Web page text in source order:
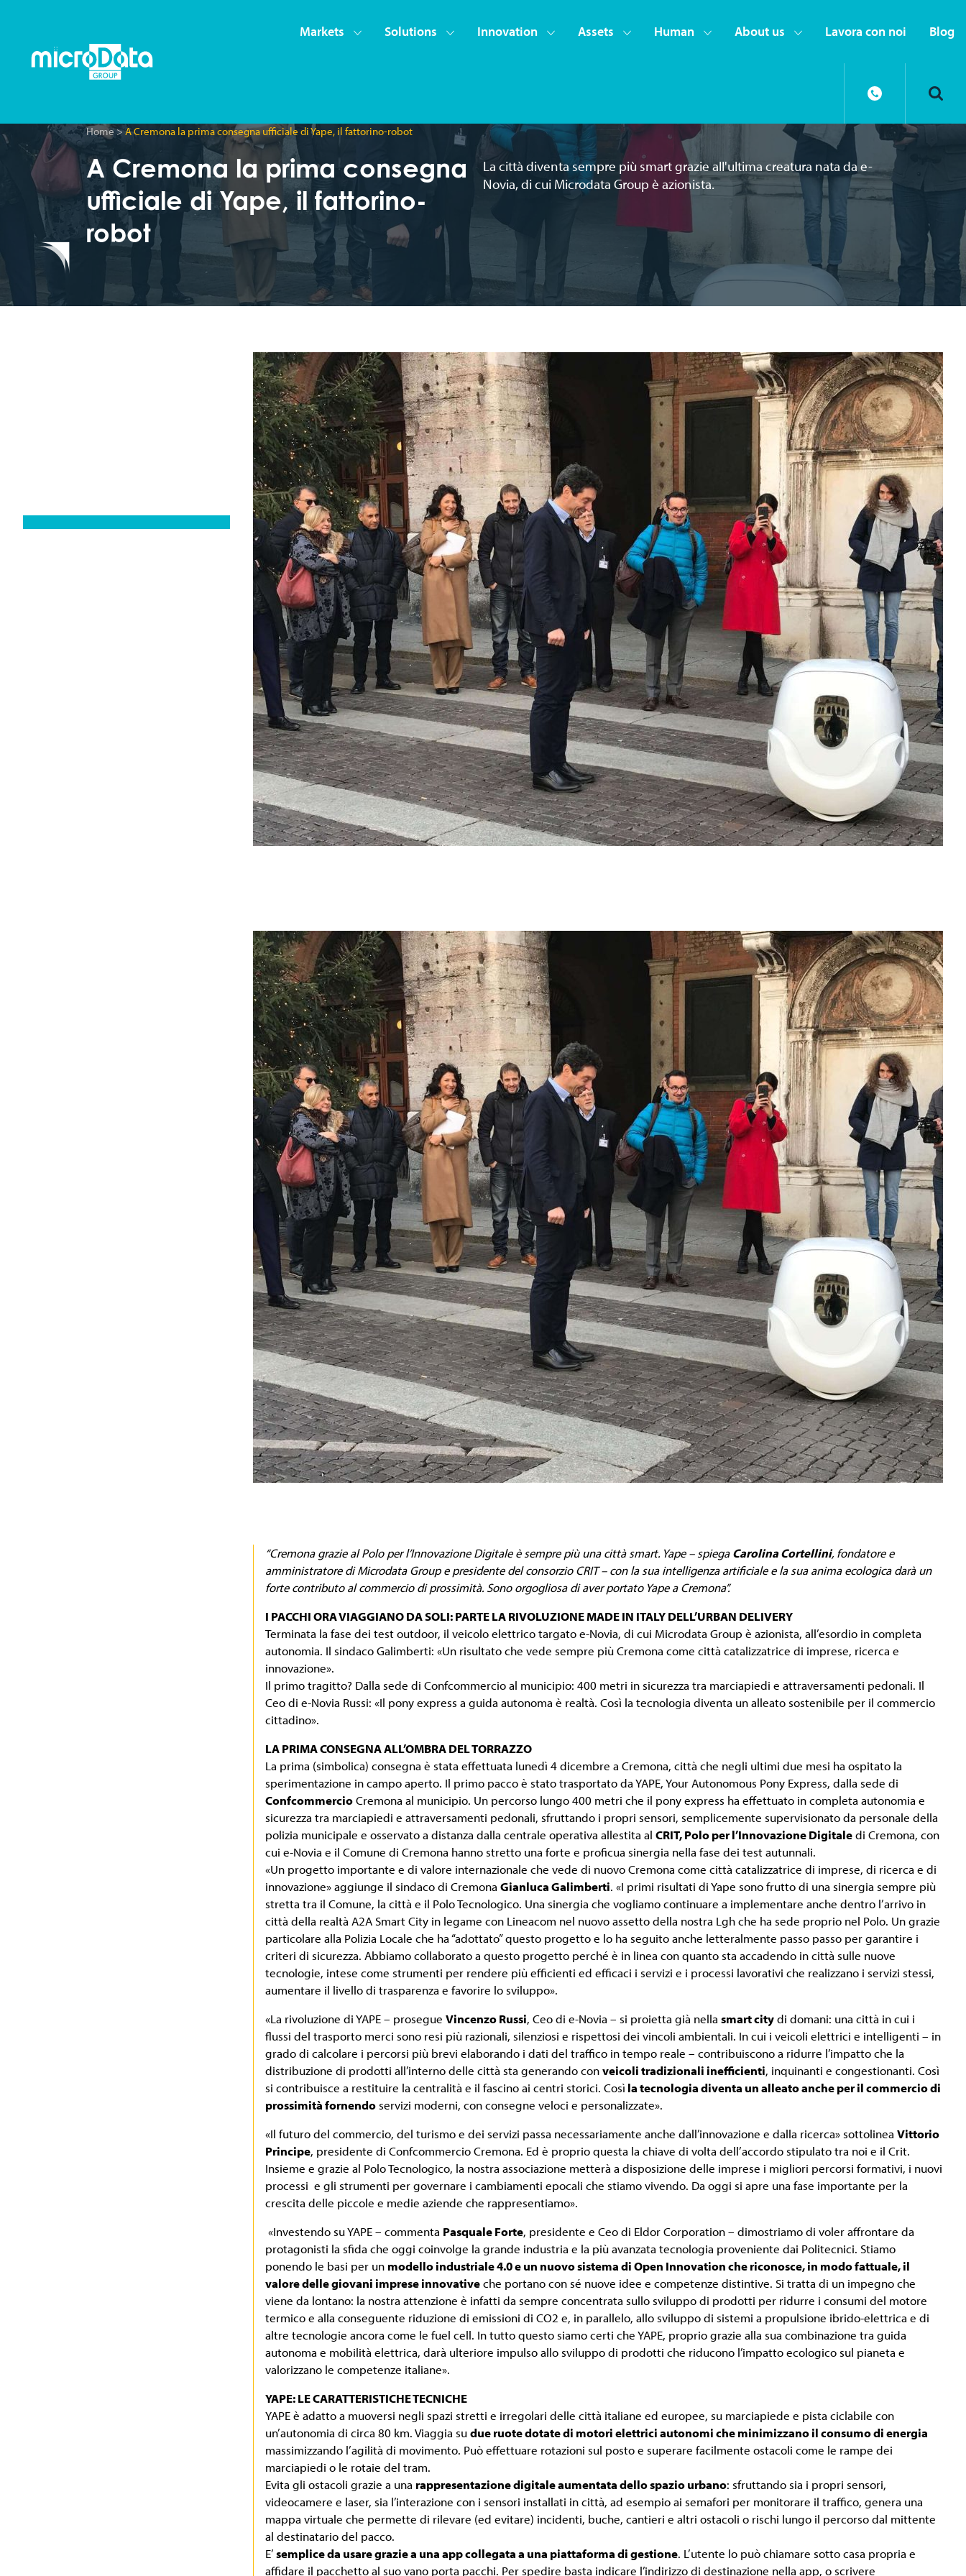
Markets Solutions Innovation Assets Human About us Lavora con noi Blog
Home>A Cremona la prima consegna ufficiale di Yape, il fattorino-robot
A Cremona la prima consegna
ufficiale di Yape, il fattorino-
robot
La città diventa sempre più smart grazie all'ultima creatura nata da e-
Novia, di cui Microdata Group è azionista.
“Cremona grazie al Polo per l’Innovazione Digitale è sempre più una città smart. Yape – spiegaCarolina Cortellini, fondatore e
amministratore di Microdata Group e presidente del consorzio CRIT – con la sua intelligenza artificiale e la sua anima ecologica darà un
forte contributo al commercio di prossimità. Sono orgogliosa di aver portato Yape a Cremona”.
I PACCHI ORA VIAGGIANO DA SOLI: PARTE LA RIVOLUZIONE MADE IN ITALY DELL’URBAN DELIVERY
Terminata la fase dei test outdoor, il veicolo elettrico targato e-Novia, di cui Microdata Group è azionista, all’esordio in completa
autonomia. Il sindaco Galimberti: «Un risultato che vede sempre più Cremona come città catalizzatrice di imprese, ricerca e
innovazione».
Il primo tragitto? Dalla sede di Confcommercio al municipio: 400 metri in sicurezza tra marciapiedi e attraversamenti pedonali. Il
Ceo di e-Novia Russi: «Il pony express a guida autonoma è realtà. Così la tecnologia diventa un alleato sostenibile per il commercio
cittadino».
LA PRIMA CONSEGNA ALL’OMBRA DEL TORRAZZO
La prima (simbolica) consegna è stata effettuata lunedì 4 dicembre a Cremona, città che negli ultimi due mesi ha ospitato la
sperimentazione in campo aperto. Il primo pacco è stato trasportato da YAPE, Your Autonomous Pony Express, dalla sede di
ConfcommercioCremona al municipio. Un percorso lungo 400 metri che il pony express ha effettuato in completa autonomia e
sicurezza tra marciapiedi e attraversamenti pedonali, sfruttando i propri sensori, semplicemente supervisionato da personale della
polizia municipale e osservato a distanza dalla centrale operativa allestita al CRIT, Polo per l’Innovazione Digitaledi Cremona, con
cui e-Novia e il Comune di Cremona hanno stretto una forte e proficua sinergia nella fase dei test autunnali.
«Un progetto importante e di valore internazionale che vede di nuovo Cremona come città catalizzatrice di imprese, di ricerca e di
innovazione» aggiunge il sindaco di Cremona Gianluca Galimberti. «I primi risultati di Yape sono frutto di una sinergia sempre più
stretta tra il Comune, la città e il Polo Tecnologico. Una sinergia che vogliamo continuare a implementare anche dentro l’arrivo in
città della realtà A2A Smart City in legame con Lineacom nel nuovo assetto della nostra Lgh che ha sede proprio nel Polo. Un grazie
particolare alla Polizia Locale che ha “adottato” questo progetto e lo ha seguito anche letteralmente passo passo per garantire i
criteri di sicurezza. Abbiamo collaborato a questo progetto perché è in linea con quanto sta accadendo in città sulle nuove
tecnologie, intese come strumenti per rendere più efficienti ed efficaci i servizi e i processi lavorativi che realizzano i servizi stessi,
aumentare il livello di trasparenza e favorire lo sviluppo».
«La rivoluzione di YAPE – prosegue Vincenzo Russi, Ceo di e-Novia – si proietta già nella smart citydi domani: una città in cui i
flussi del trasporto merci sono resi più razionali, silenziosi e rispettosi dei vincoli ambientali. In cui i veicoli elettrici e intelligenti – in
grado di calcolare i percorsi più brevi elaborando i dati del traffico in tempo reale – contribuiscono a ridurre l’impatto che la
distribuzione di prodotti all’interno delle città sta generando conveicoli tradizionali inefficienti, inquinanti e congestionanti. Così
si contribuisce a restituire la centralità e il fascino ai centri storici. Così la tecnologia diventa un alleato anche per il commercio di
prossimità fornendo servizi moderni, con consegne veloci e personalizzate».
«Il futuro del commercio, del turismo e dei servizi passa necessariamente anche dall’innovazione e dalla ricerca» sottolinea Vittorio
Principe, presidente di Confcommercio Cremona. Ed è proprio questa la chiave di volta dell’accordo stipulato tra noi e il Crit.
Insieme e grazie al Polo Tecnologico, la nostra associazione metterà a disposizione delle imprese i migliori percorsi formativi, i nuovi
processi e gli strumenti per governare i cambiamenti epocali che stiamo vivendo. Da oggi si apre una fase importante per la
crescita delle piccole e medie aziende che rappresentiamo».
«Investendo su YAPE – commenta Pasquale Forte, presidente e Ceo di Eldor Corporation – dimostriamo di voler affrontare da
protagonisti la sfida che oggi coinvolge la grande industria e la più avanzata tecnologia proveniente dai Politecnici. Stiamo
ponendo le basi per un modello industriale 4.0 e un nuovo sistema di Open Innovation che riconosce, in modo fattuale, il
valore delle giovani imprese innovativeche portano con sé nuove idee e competenze distintive. Si tratta di un impegno che
viene da lontano: la nostra attenzione è infatti da sempre concentrata sullo sviluppo di prodotti per ridurre i consumi del motore
termico e alla conseguente riduzione di emissioni di CO2 e, in parallelo, allo sviluppo di sistemi a propulsione ibrido-elettrica e di
altre tecnologie ancora come le fuel cell. In tutto questo siamo certi che YAPE, proprio grazie alla sua combinazione tra guida
autonoma e mobilità elettrica, darà ulteriore impulso allo sviluppo di prodotti che riducono l’impatto ecologico sul pianeta e
valorizzano le competenze italiane».
YAPE: LE CARATTERISTICHE TECNICHE
YAPE è adatto a muoversi negli spazi stretti e irregolari delle città italiane ed europee, su marciapiede e pista ciclabile con
un’autonomia di circa 80 km. Viaggia sudue ruote dotate di motori elettrici autonomi che minimizzano il consumo di energia
massimizzando l’agilità di movimento. Può effettuare rotazioni sul posto e superare facilmente ostacoli come le rampe dei
marciapiedi o le rotaie del tram.
Evita gli ostacoli grazie a una rappresentazione digitale aumentata dello spazio urbano: sfruttando sia i propri sensori,
videocamere e laser, sia l’interazione con i sensori installati in città, ad esempio ai semafori per monitorare il traffico, genera una
mappa virtuale che permette di rilevare (ed evitare) incidenti, buche, cantieri e altri ostacoli o rischi lungo il percorso dal mittente
al destinatario del pacco.
E’semplice da usare grazie a una app collegata a una piattaforma di gestione. L’utente lo può chiamare sotto casa propria e
affidare il pacchetto al suo vano porta pacchi. Per spedire basta indicare l’indirizzo di destinazione nella app, o scrivere